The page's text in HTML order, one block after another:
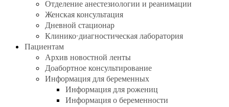
Отделение анестезиологии и реанимации
Женская консультация
Дневной стационар
Клинико-диагностическая лаборатория
Пациентам
Архив новостной ленты
Доабортное консультирование
Информация для беременных
Информация для рожениц
Информация о беременности